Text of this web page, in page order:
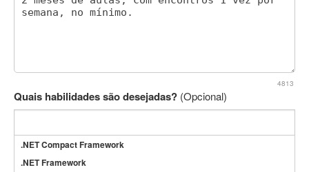
4813
Quais habilidades são desejadas? (Opcional)
.NET Compact Framework
.NET Framework